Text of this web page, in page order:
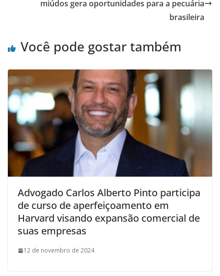
miúdos gera oportunidades para a pecuária
brasileira
Você pode gostar também
Advogado Carlos Alberto Pinto participa
de curso de aperfeiçoamento em
Harvard visando expansão comercial de
suas empresas
12 de novembro de 2024